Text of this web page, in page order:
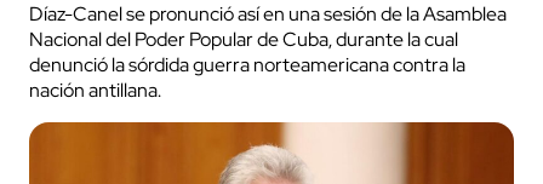
Díaz-Canel se pronunció así en una sesión de la Asamblea
Nacional del Poder Popular de Cuba, durante la cual
denunció la sórdida guerra norteamericana contra la
nación antillana.